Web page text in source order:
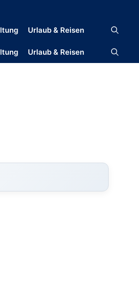
Urlaub & Reisen
Urlaub & Reisen